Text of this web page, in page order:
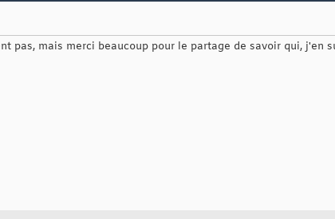
pas, mais merci beaucoup pour le partage de savoir qui, j'en